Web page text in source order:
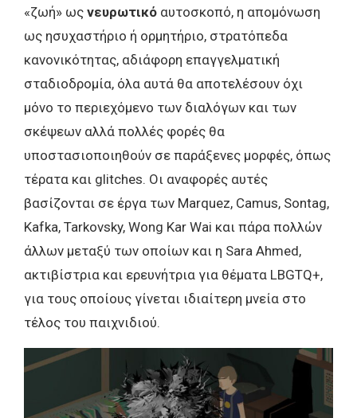
«ζωή» ως νευρωτικό αυτοσκοπό, η απομόνωση
ως ησυχαστήριο ή ορμητήριο, στρατόπεδα
κανονικότητας, αδιάφορη επαγγελματική
σταδιοδρομία, όλα αυτά θα αποτελέσουν όχι
μόνο το περιεχόμενο των διαλόγων και των
σκέψεων αλλά πολλές φορές θα
υποστασιοποιηθούν σε παράξενες μορφές, όπως
τέρατα και glitches. Οι αναφορές αυτές
βασίζονται σε έργα των Marquez, Camus, Sontag,
Kafka, Tarkovsky, Wong Kar Wai και πάρα πολλών
άλλων μεταξύ των οποίων και η Sara Ahmed,
ακτιβίστρια και ερευνήτρια για θέματα LBGTQ+,
για τους οποίους γίνεται ιδιαίτερη μνεία στο
τέλος του παιχνιδιού.